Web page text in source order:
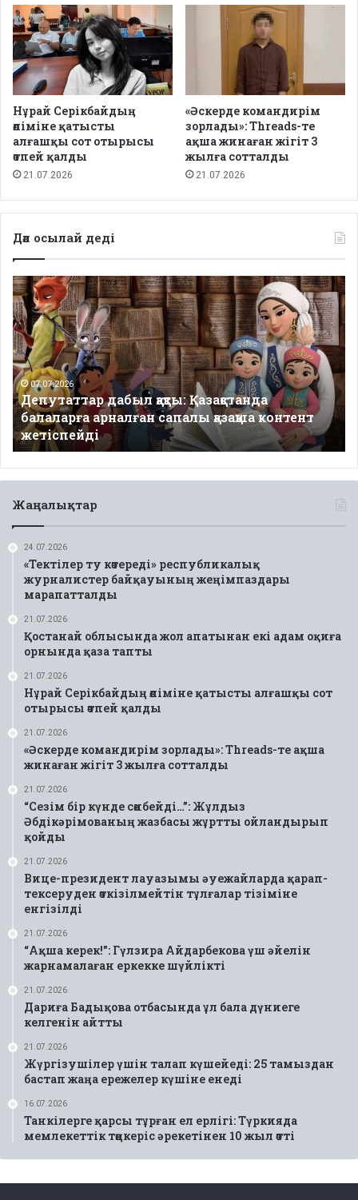
Нұрай Серікбайдың
өліміне қатысты
алғашқы сот отырысы
өтпей қалды
21.07.2026
«Әскерде командирім
зорлады»: Threads-те
ақша жинаған жігіт 3
жылға сотталды
21.07.2026
Дәл осылай деді
Депутаттар
дабыл
қақты:
Қазақстанда
балаларға
арналған
сапалы
қазақша
контент
жетіспейді
07.07.2026
Депутаттар дабыл қақты: Қазақстанда
балаларға арналған сапалы қазақша контент
жетіспейді
Жаңалықтар
24.07.2026
«Тектілер ту көтереді» республикалық
журналистер байқауының жеңімпаздары
марапатталды
21.07.2026
Қостанай облысында жол апатынан екі адам оқиға
орнында қаза тапты
21.07.2026
Нұрай Серікбайдың өліміне қатысты алғашқы сот
отырысы өтпей қалды
21.07.2026
«Әскерде командирім зорлады»: Threads-те ақша
жинаған жігіт 3 жылға сотталды
21.07.2026
“Сезім бір күнде сөнбейді…”: Жұлдыз
Әбдікәрімованың жазбасы жұртты ойландырып
қойды
21.07.2026
Вице-президент лауазымы әуежайларда қарап-
тексеруден өткізілмейтін тұлғалар тізіміне
енгізілді
21.07.2026
“Ақша керек!”: Гүлзира Айдарбекова үш әйелін
жарнамалаған еркекке шүйлікті
21.07.2026
Дариға Бадықова отбасында ұл бала дүниеге
келгенін айтты
21.07.2026
Жүргізушілер үшін талап күшейеді: 25 тамыздан
бастап жаңа ережелер күшіне енеді
16.07.2026
Танкілерге қарсы тұрған ел ерлігі: Түркияда
мемлекеттік төңкеріс әрекетінен 10 жыл өтті